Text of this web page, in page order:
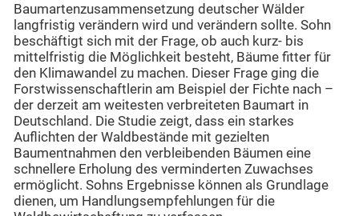
Baumartenzusammensetzung deutscher Wälder
langfristig verändern wird und verändern sollte. Sohn
beschäftigt sich mit der Frage, ob auch kurz- bis
mittelfristig die Möglichkeit besteht, Bäume fitter für
den Klimawandel zu machen. Dieser Frage ging die
Forstwissenschaftlerin am Beispiel der Fichte nach –
der derzeit am weitesten verbreiteten Baumart in
Deutschland. Die Studie zeigt, dass ein starkes
Auflichten der Waldbestände mit gezielten
Baumentnahmen den verbleibenden Bäumen eine
schnellere Erholung des verminderten Zuwachses
ermöglicht. Sohns Ergebnisse können als Grundlage
dienen, um Handlungsempfehlungen für die